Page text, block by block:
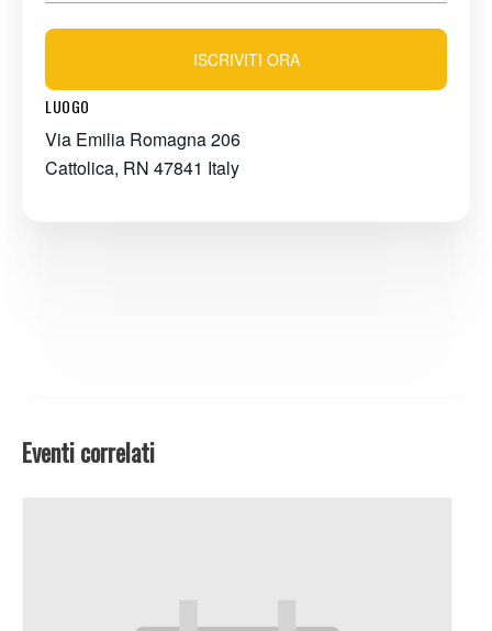
LUOGO
Via Emilia Romagna 206
Cattolica, RN 47841 Italy
ISCRIVITI ORA
Eventi correlati